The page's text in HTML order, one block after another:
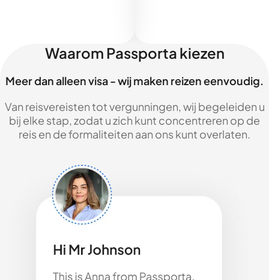
Waarom Passporta kiezen
Meer dan alleen visa - wij maken reizen eenvoudig.
Van reisvereisten tot vergunningen, wij begeleiden u
bij elke stap, zodat u zich kunt concentreren op de
reis en de formaliteiten aan ons kunt overlaten.